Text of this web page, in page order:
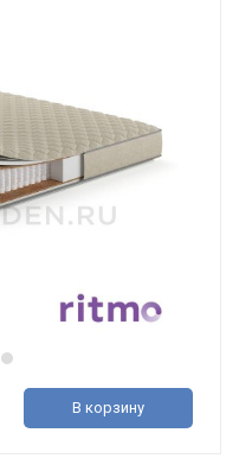
В корзину